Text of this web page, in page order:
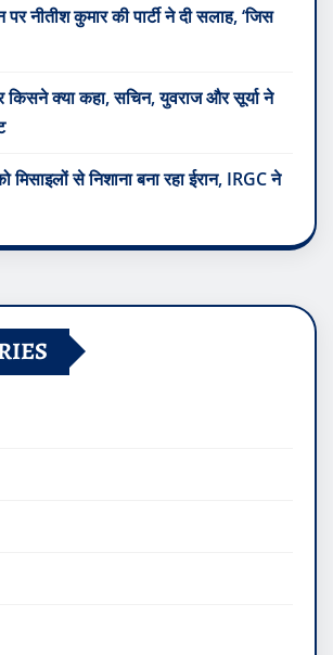
नीतीश कुमार की पार्टी ने दी सलाह, ‘जिस
किसने क्या कहा, सचिन, युवराज और सूर्या ने
मिसाइलों से निशाना बना रहा ईरान, IRGC ने